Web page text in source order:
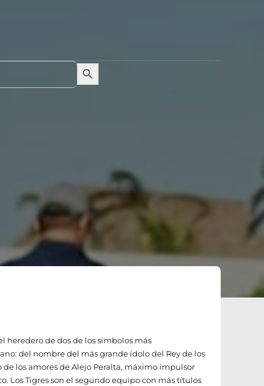
Search Search Button
heredero de dos de los símbolos más
del nombre del más grande ídolo del Rey de los
de los amores de Alejo Peralta, máximo impulsor
Los Tigres son el segundo equipo con más títulos